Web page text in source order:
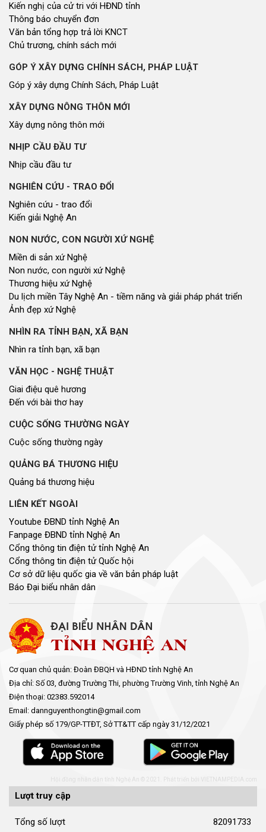
Kiến nghị của cử tri với HĐND tỉnh
Thông báo chuyển đơn
Văn bản tổng hợp trả lời KNCT
Chủ trương, chính sách mới
GÓP Ý XÂY DỰNG CHÍNH SÁCH, PHÁP LUẬT
Góp ý xây dựng Chính Sách, Pháp Luật
XÂY DỰNG NÔNG THÔN MỚI
Xây dựng nông thôn mới
NHỊP CẦU ĐẦU TƯ
Nhịp cầu đầu tư
NGHIÊN CỨU - TRAO ĐỔI
Nghiên cứu - trao đổi
Kiến giải Nghệ An
NON NƯỚC, CON NGƯỜI XỨ NGHỆ
Miền di sản xứ Nghệ
Non nước, con người xứ Nghệ
Thương hiệu xứ Nghệ
Du lịch miền Tây Nghệ An - tiềm năng và giải pháp phát triển
Ảnh đẹp xứ Nghệ
NHÌN RA TỈNH BẠN, XÃ BẠN
Nhìn ra tỉnh bạn, xã bạn
VĂN HỌC - NGHỆ THUẬT
Giai điệu quê hương
Đến với bài thơ hay
CUỘC SỐNG THƯỜNG NGÀY
Cuộc sống thường ngày
QUẢNG BÁ THƯƠNG HIỆU
Quảng bá thương hiệu
LIÊN KẾT NGOÀI
Youtube ĐBND tỉnh Nghệ An
Fanpage ĐBND tỉnh Nghệ An
Cổng thông tin điện tử tỉnh Nghệ An
Cổng thông tin điện tử Quốc hội
Cơ sở dữ liệu quốc gia về văn bản pháp luật
Báo Đại biểu nhân dân
Cơ quan chủ quản: Đoàn ĐBQH và HĐND tỉnh Nghệ An
Địa chỉ: Số 03, đường Trường Thi, phường Trường Vinh, tỉnh Nghệ An
Điện thoại: 02383.592014
Email: dannguyenthongtin@gmail.com
Giấy phép số 179/GP-TTĐT, Sở TT&TT cấp ngày 31/12/2021
Hội đồng nhân dân tỉnh Nghệ An © 2021. Phát triển bởi
Lượt truy cập
Tổng số lượt 82091733